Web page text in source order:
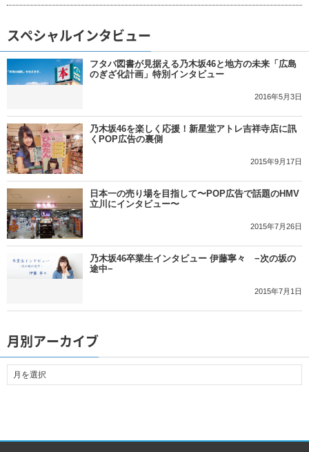
スペシャルインタビュー
フタバ図書が見据える乃木坂46と地方の未来「広島
のぎざ化計画」特別インタビュー
2016年5月3日
乃木坂46を楽しく応援！新星堂アトレ吉祥寺店に訊
くPOP広告の裏側
2015年9月17日
日本一の売り場を目指して〜POP広告で話題のHMV
立川にインタビュー〜
2015年7月26日
乃木坂46卒業生インタビュー 伊藤寧々 −次の坂の
途中−
2015年7月1日
月別アーカイブ